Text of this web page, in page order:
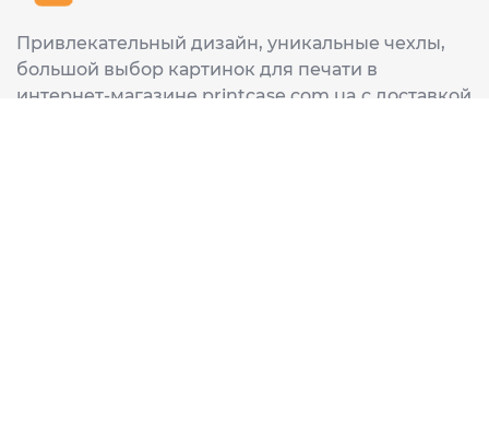
Привлекательный дизайн, уникальные чехлы,
большой выбор картинок для печати в
интернет-магазине printcase.com.ua с доставкой